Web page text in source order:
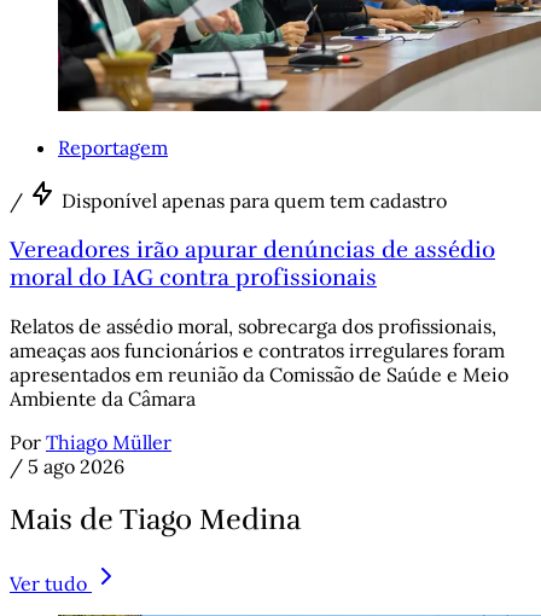
Reportagem
/ Disponível apenas para quem tem cadastro
Vereadores irão apurar denúncias de assédio
moral do IAG contra profissionais
Relatos de assédio moral, sobrecarga dos profissionais,
ameaças aos funcionários e contratos irregulares foram
apresentados em reunião da Comissão de Saúde e Meio
Ambiente da Câmara
Por Thiago Müller
/ 5 ago 2026
Mais de Tiago Medina
Ver tudo